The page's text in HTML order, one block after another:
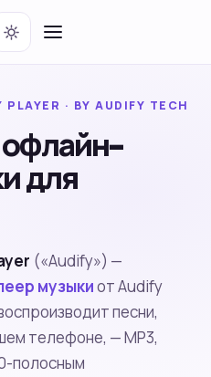
· BY AUDIFY TECH
для
(«Audify») —
музыкиот Audify
песни,
телефоне, — MP3,
полосным